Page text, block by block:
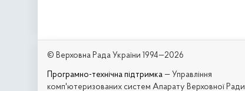
© Верховна Рада України 1994—2026
Програмно-технічна підтримка — Управління
комп'ютеризованих систем Апарату Верховної Ради